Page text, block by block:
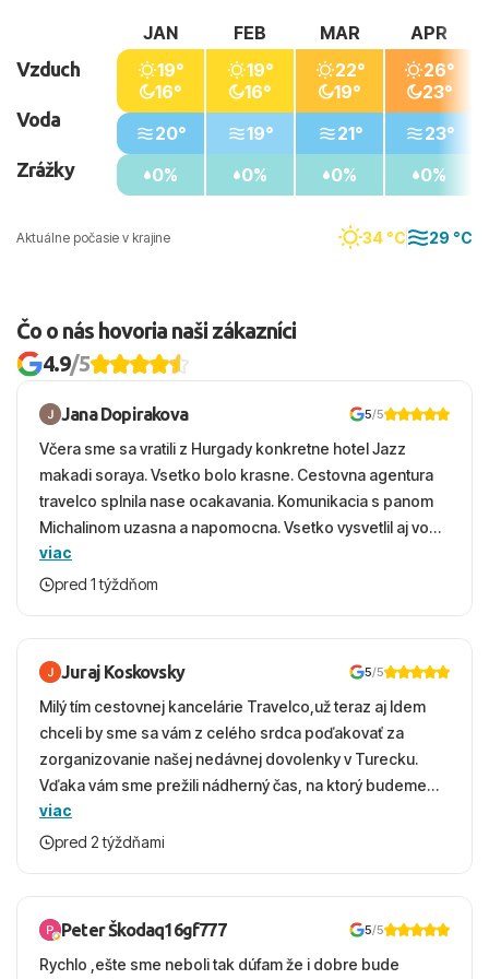
Aktuálne počasie v krajine 34 °C 29 °C
Vzduch
Voda
Zrážky
JAN
19°
16°
20°
0%
FEB
19°
16°
19°
0%
MAR
22°
19°
21°
0%
APR
26°
23°
23°
0%
Čo o nás hovoria naši zákazníci
4.9/5
Jana Dopirakova 5/5
Včera sme sa vratili z Hurgady konkretne hotel Jazz
makadi soraya. Vsetko bolo krasne. Cestovna agentura
travelco splnila nase ocakavania. Komunikacia s panom
Michalinom uzasna a napomocna. Vsetko vysvetlil aj vo
vecernych hodinach zaco sa ospravedlnujem. Hotel
krasny, cisty. Sluzby top. Strava, prostredie, more,
viac
pred 1 týždňom
Juraj Koskovsky 5/5
Milý tím cestovnej kancelárie Travelco,už teraz aj Idem
chceli by sme sa vám z celého srdca poďakovať za
zorganizovanie našej nedávnej dovolenky v Turecku.
Vďaka vám sme prežili nádherný čas, na ktorý budeme
ešte dlho s úsmevom spomínať. ​Všetko prebehlo
absolútne hladko – od prvotného výberu zájazdu, cez
bola to trefa do čierneho! ​Čo nás dostalo najviac: ​Skvelé
služby a personál: Vždy usmievaví, ochotní a starostliví
ľudia. ​Gastro zážitok: Výborné, pestré a čerstvé jedlo
viac
pred 2 týždňami
Peter Škodaq16gf777 5/5
Rychlo ,ešte sme neboli tak dúfam že i dobre bude